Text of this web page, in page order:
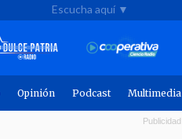
Escucha aquí ▼
Opinión Podcast Multimedia